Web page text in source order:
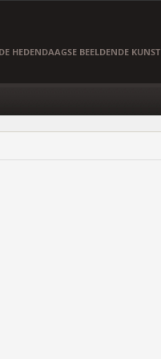
HEDENDAAGSE BEELDENDE KUNST